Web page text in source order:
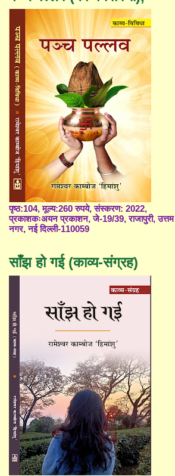
पृष्ठ:104, मूल्य:260 रुपये, संस्करण: 2022,
प्रकाशकःअयन प्रकाशन, जे-19/39, राजापुरी, उत्तम
नगर, नई दिल्ली-110059
साँझ हो गई (काव्य-संग्रह)